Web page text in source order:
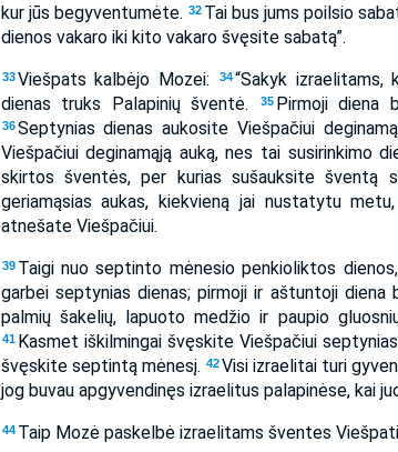
kur jūs begyventumėte. 32 Tai bus jums poilsio
dienos vakaro iki kito vakaro švęsite sabatą”.
33 Viešpats kalbėjo Mozei: 34“Sakyk
dienas truks Palapinių šventė.
35 Pirmoji diena
36 Septynias dienas aukosite Viešpačiui
Viešpačiui deginamąją auką, nes tai susirinkimo
skirtos šventės, per kurias sušauksite šventą
geriamąsias aukas, kiekvieną jai nustatytu metu,
atnešate Viešpačiui.
39 Taigi nuo septinto mėnesio penkioliktos
garbei septynias dienas; pirmoji ir aštuntoji diena
palmių šakelių, lapuoto medžio ir paupio
41 Kasmet iškilmingai švęskite Viešpačiui
švęskite septintą mėnesį. 42Visi izraelitai turi
jog buvau apgyvendinęs izraelitus palapinėse, kai
44 Taip Mozė paskelbė izraelitams šventes